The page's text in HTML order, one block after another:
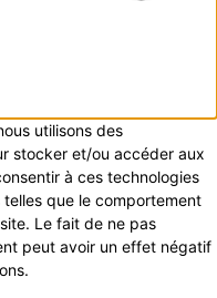
utilisons des
stocker et/ou accéder aux
à ces technologies
que le comportement
Le fait de ne pas
peut avoir un effet négatif